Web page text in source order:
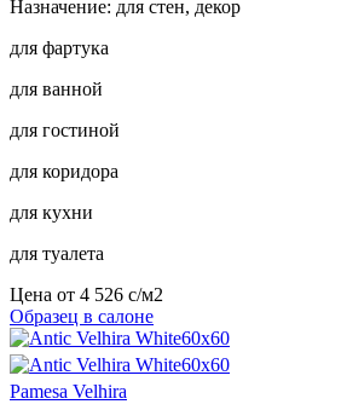
Назначение: для стен, декор
для фартука
для ванной
для гостиной
для коридора
для кухни
для туалета
Цена от 4 526 c/м2
Образец в салоне
Pamesa Velhira